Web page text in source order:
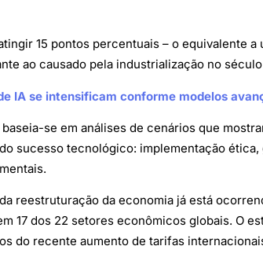
15 pontos percentuais – o equivalente
ao causado pela industrialização no século
IA se intensificam conforme modelos
se em análises de cenários que
sucesso tecnológico: implementação
reestruturação da economia já está
17 dos 22 setores econômicos globais. O
do recente aumento de tarifas